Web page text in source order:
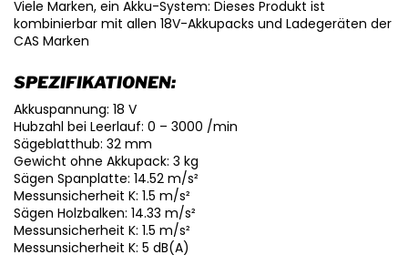
Viele Marken, ein Akku-System: Dieses Produkt ist
kombinierbar mit allen 18V-Akkupacks und Ladegeräten der
CAS Marken
SPEZIFIKATIONEN:
Akkuspannung: 18 V
Hubzahl bei Leerlauf: 0 – 3000 /min
Sägeblatthub: 32 mm
Gewicht ohne Akkupack: 3 kg
Sägen Spanplatte: 14.52 m/s²
Messunsicherheit K: 1.5 m/s²
Sägen Holzbalken: 14.33 m/s²
Messunsicherheit K: 1.5 m/s²
Messunsicherheit K: 5 dB(A)